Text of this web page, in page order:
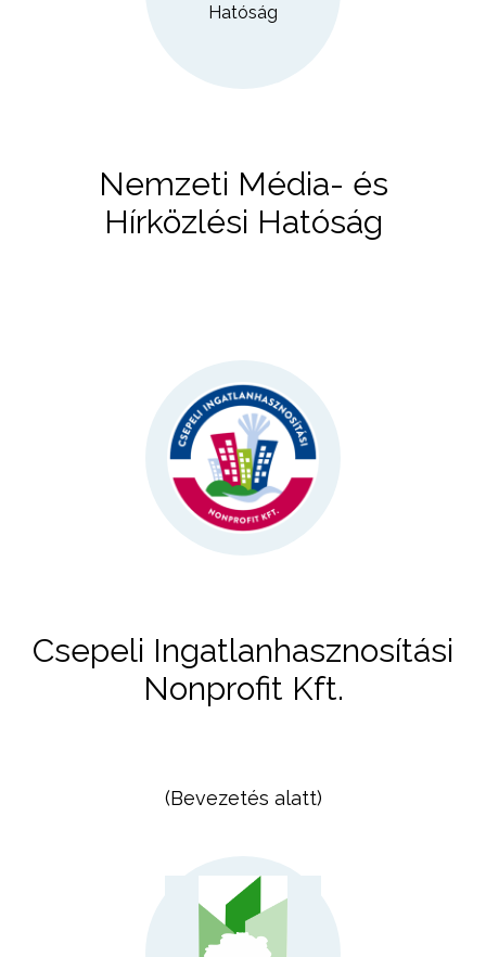
Nemzeti Média- és
Hírközlési Hatóság
Csepeli Ingatlanhasznosítási
Nonprofit Kft.
(Bevezetés alatt)